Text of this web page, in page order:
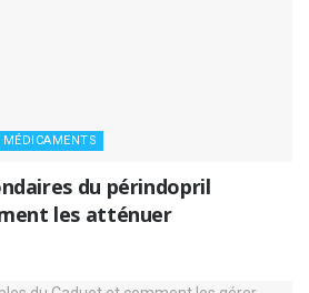
du périndopril
les atténuer